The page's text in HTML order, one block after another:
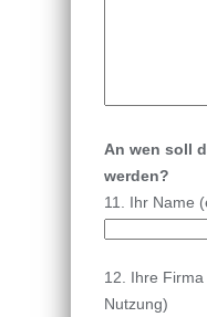
An wen soll
werden?
11. Ihr Name
12. Ihre
Nutzung)